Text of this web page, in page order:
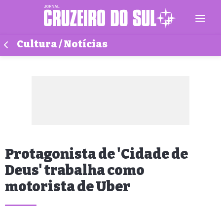
Cultura / Notícias
Protagonista de 'Cidade de
Deus' trabalha como
motorista de Uber